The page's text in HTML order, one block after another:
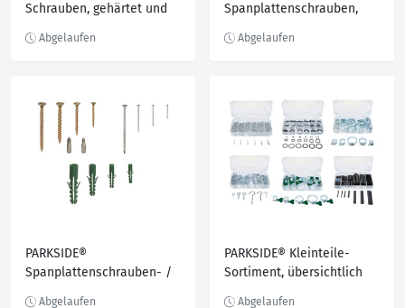
Schrauben, gehärtet und
Spanplattenschrauben,
PARKSIDE®
Spanplattenschrauben- /
PARKSIDE® Kleinteile-
Sortiment, übersichtlich